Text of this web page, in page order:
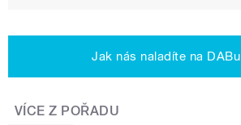
Jak nás naladíte na DABu
VÍCE Z POŘADU